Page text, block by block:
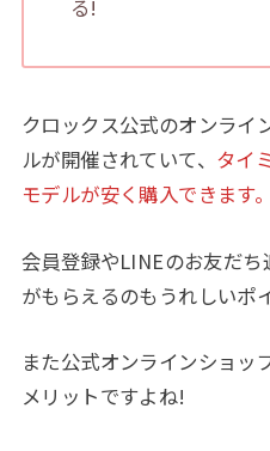
る!
クロックス公式のオンライ
ルが開催されていて、 タイ
モデルが安く購入できます。
会員登録やLINEのお友だ
がもらえるのもうれしいポ
また公式オンラインショッ
メリットですよね!